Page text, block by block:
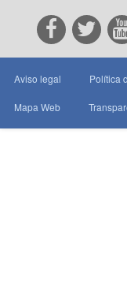
Aviso legal Política
Mapa Web